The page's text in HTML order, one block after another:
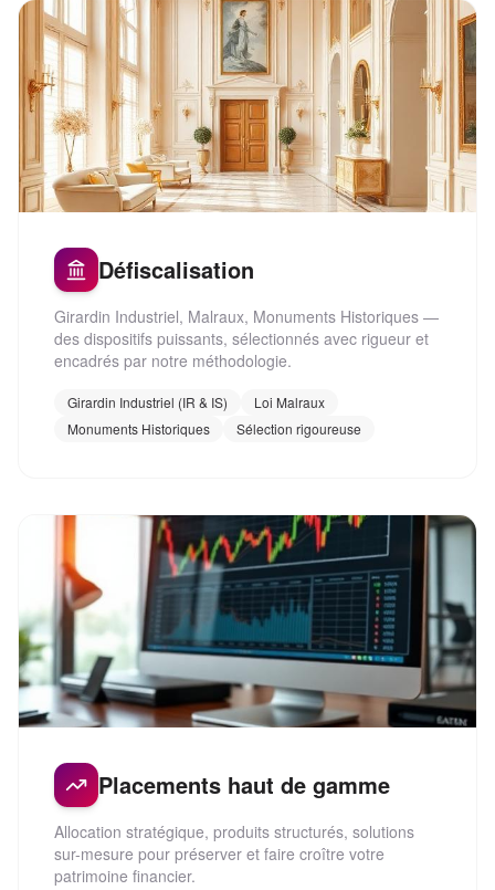
Défiscalisation
Girardin Industriel, Malraux, Monuments Historiques —
des dispositifs puissants, sélectionnés avec rigueur et
encadrés par notre méthodologie.
Girardin Industriel (IR & IS)
Loi Malraux
Monuments Historiques
Sélection rigoureuse
Placements haut de gamme
Allocation stratégique, produits structurés, solutions
sur-mesure pour préserver et faire croître votre
patrimoine financier.